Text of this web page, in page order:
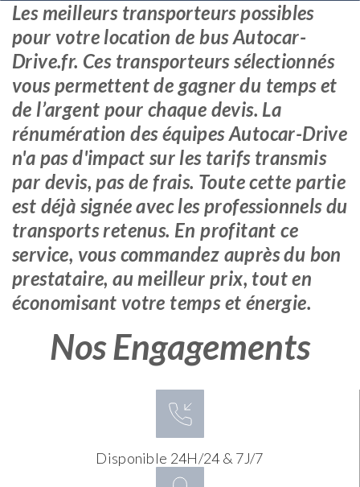
Les meilleurs transporteurs possibles
pour votre location de bus Autocar-
Drive.fr. Ces transporteurs sélectionnés
vous permettent de gagner du temps et
de l’argent pour chaque devis. La
rénumération des équipes Autocar-Drive
n'a pas d'impact sur les tarifs transmis
par devis, pas de frais. Toute cette partie
est déjà signée avec les professionnels du
transports retenus. En profitant ce
service, vous commandez auprès du bon
prestataire, au meilleur prix, tout en
économisant votre temps et énergie.
Nos Engagements
Disponible 24H/24 & 7J/7